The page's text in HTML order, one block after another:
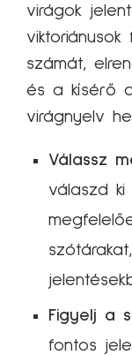
virágok
számát,
és a kísérő
virágnyelv
Válassz
válaszd
Figyelj a
fontos